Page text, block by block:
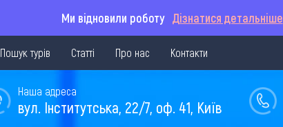
Ми відновили роботу Дізнатися детальніше
Пошук турів Статті Про нас Контакти
Наша адреса
вул. Інститутська, 22/7, оф. 41, Київ